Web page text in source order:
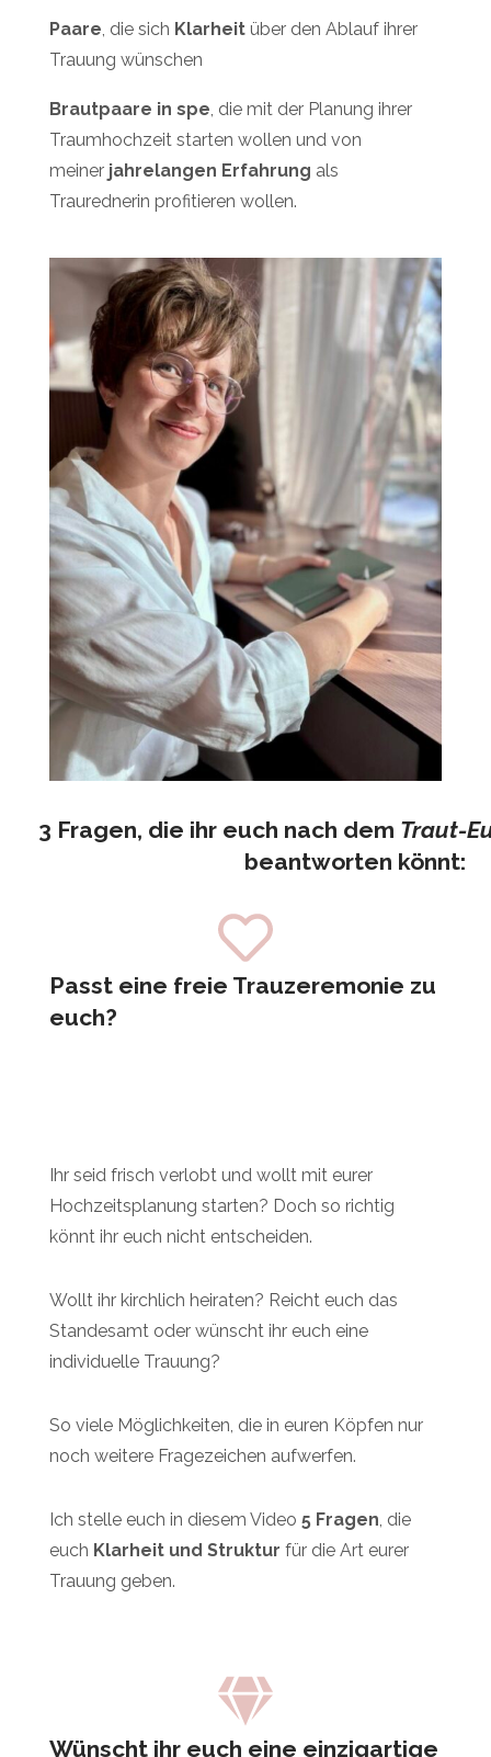
Paare , die sich Klarheit über den Ablauf ihrer
Trauung wünschen
Brautpaare in spe , die mit der Planung ihrer
Traumhochzeit starten wollen und von
meiner jahrelangen Erfahrung als
Traurednerin profitieren wollen.
3 Fragen, die ihr euch nach dem Traut-
beantworten könnt:
Passt eine freie Trauzeremonie zu
euch?
Ihr seid frisch verlobt und wollt mit eurer
Hochzeitsplanung starten? Doch so richtig
könnt ihr euch nicht entscheiden.
Wollt ihr kirchlich heiraten? Reicht euch das
Standesamt oder wünscht ihr euch eine
individuelle Trauung?
So viele Möglichkeiten, die in euren Köpfen nur
noch weitere Fragezeichen aufwerfen.
Ich stelle euch in diesem Video 5 Fragen, die
euch Klarheit und Struktur für die Art eurer
Trauung geben.
Wünscht ihr euch eine einzigartige